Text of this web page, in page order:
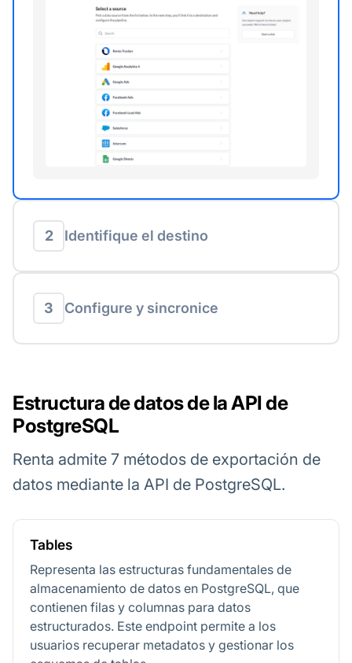
2 Identifique el destino
3 Configure y sincronice
Estructura de datos de la API de
PostgreSQL
Renta admite 7 métodos de exportación de
datos mediante la API de PostgreSQL.
Tables
Representa las estructuras fundamentales de
almacenamiento de datos en PostgreSQL, que
contienen filas y columnas para datos
estructurados. Este endpoint permite a los
usuarios recuperar metadatos y gestionar los